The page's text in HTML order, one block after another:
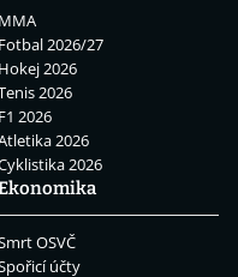
MMA
Fotbal 2026/27
Hokej 2026
2026
F1 2026
2026
2026
OSVČ
účty